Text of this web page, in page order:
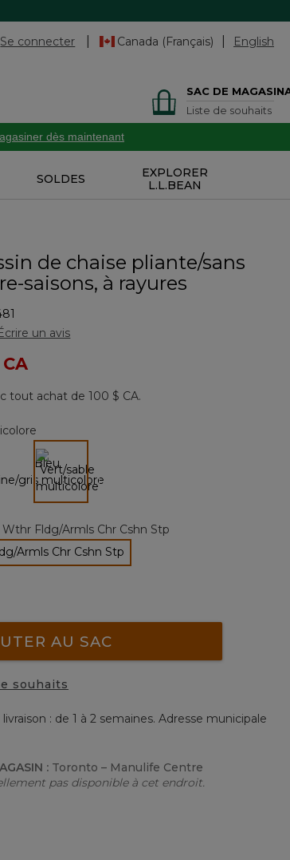
Se connecter Canada (Français) English
SAC DE
Liste de souhaits
dès maintenant
SOLDES
EXPLORER
L.L.BEAN
de chaise pliante/sans
saisons, à rayures
Écrire un avis
tout achat de 100 $ CA.
sélectionné
Fldg/Armls Chr Cshn Stp
Armls Chr Cshn Stp
AU SAC
souhaits
: de 1 à 2 semaines. Adresse municipale
: Toronto – Manulife Centre
pas disponible à cet endroit.